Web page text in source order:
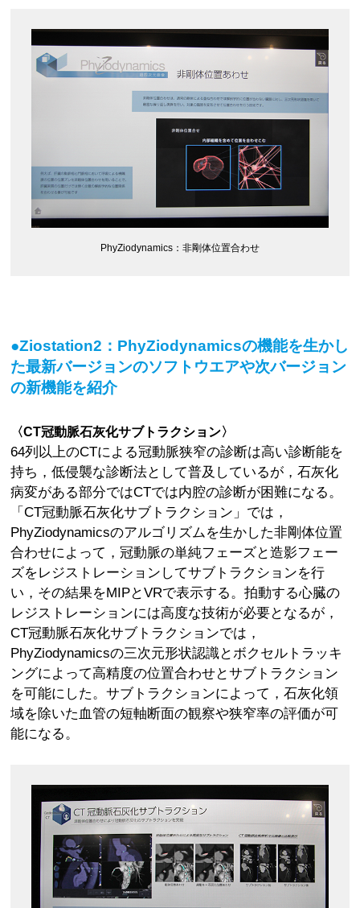
PhyZiodynamics：非剛体位置合わせ
●Ziostation2：PhyZiodynamicsの機能を生かし
た最新バージョンのソフトウエアや次バージョン
の新機能を紹介
〈CT冠動脈石灰化サブトラクション〉
64列以上のCTによる冠動脈狭窄の診断は高い診断能を
持ち，低侵襲な診断法として普及しているが，石灰化
病変がある部分ではCTでは内腔の診断が困難になる。
「CT冠動脈石灰化サブトラクション」では，
PhyZiodynamicsのアルゴリズムを生かした非剛体位置
合わせによって，冠動脈の単純フェーズと造影フェー
ズをレジストレーションしてサブトラクションを行
い，その結果をMIPとVRで表示する。拍動する心臓の
レジストレーションには高度な技術が必要となるが，
CT冠動脈石灰化サブトラクションでは，
PhyZiodynamicsの三次元形状認識とボクセルトラッキ
ングによって高精度の位置合わせとサブトラクション
を可能にした。サブトラクションによって，石灰化領
域を除いた血管の短軸断面の観察や狭窄率の評価が可
能になる。